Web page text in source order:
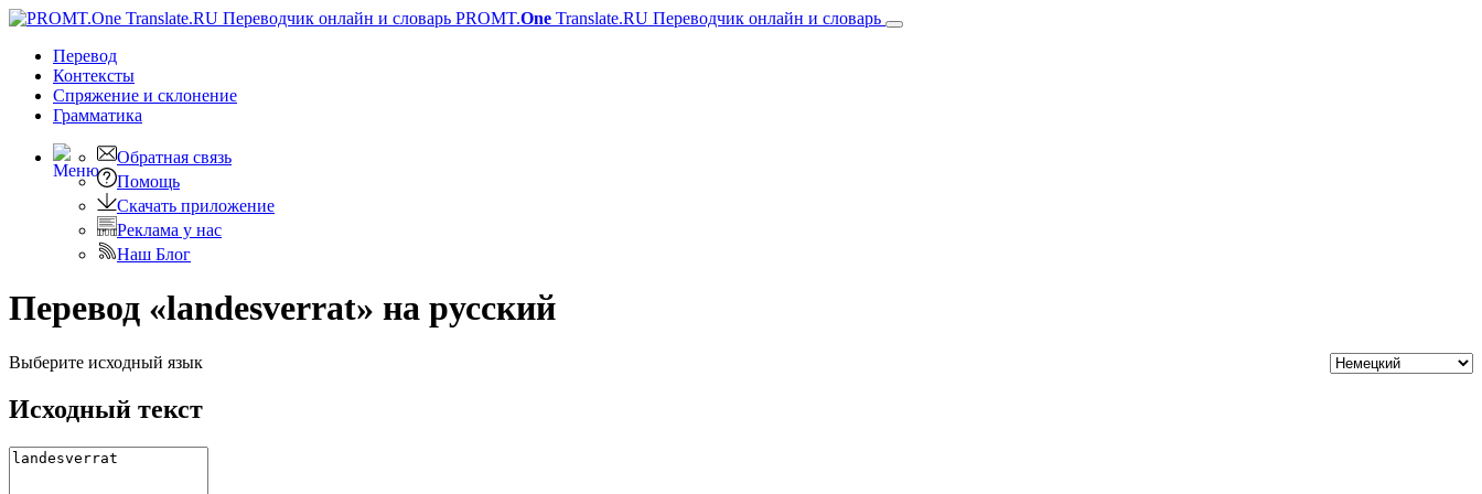
PROMT.One Translate.RU Переводчик онлайн и словарь
Перевод
Контексты
Спряжение и склонение
Грамматика
Обратная связь
Помощь
Скачать приложение
Реклама у нас
Наш Блог
Перевод «landesverrat» на русский
Выберите исходный язык
Исходный текст